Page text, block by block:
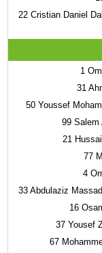
22 Cristian Daniel
1
31
50 Youssef
99 Salem
21
77
4
33 Abdulaziz
16
37 Yousef
67